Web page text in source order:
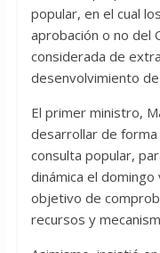
popular, en el cual
aprobación o no del
considerada de
desenvolvimiento
El primer ministro,
desarrollar de
consulta popular,
dinámica el
objetivo de
recursos y